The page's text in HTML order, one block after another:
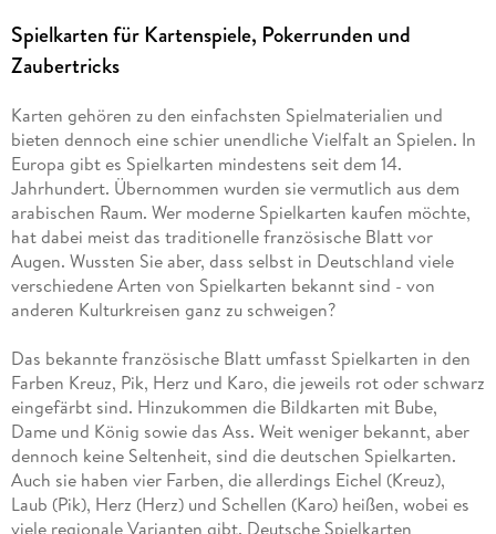
Spielkarten für Kartenspiele, Pokerrunden und
Zaubertricks
Karten gehören zu den einfachsten Spielmaterialien und
bieten dennoch eine schier unendliche Vielfalt an Spielen. In
Europa gibt es Spielkarten mindestens seit dem 14.
Jahrhundert. Übernommen wurden sie vermutlich aus dem
arabischen Raum. Wer moderne Spielkarten kaufen möchte,
hat dabei meist das traditionelle französische Blatt vor
Augen. Wussten Sie aber, dass selbst in Deutschland viele
verschiedene Arten von Spielkarten bekannt sind - von
anderen Kulturkreisen ganz zu schweigen?
Das bekannte französische Blatt umfasst Spielkarten in den
Farben Kreuz, Pik, Herz und Karo, die jeweils rot oder schwarz
eingefärbt sind. Hinzukommen die Bildkarten mit Bube,
Dame und König sowie das Ass. Weit weniger bekannt, aber
dennoch keine Seltenheit, sind die deutschen Spielkarten.
Auch sie haben vier Farben, die allerdings Eichel (Kreuz),
Laub (Pik), Herz (Herz) und Schellen (Karo) heißen, wobei es
viele regionale Varianten gibt. Deutsche Spielkarten